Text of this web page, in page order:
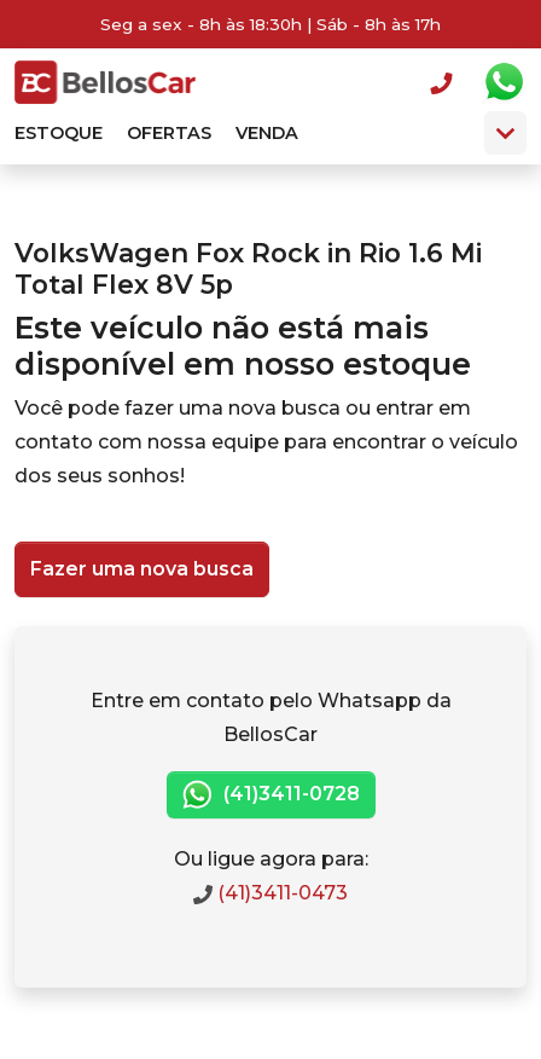
Seg a sex - 8h às 18:30h | Sáb - 8h às 17h
ESTOQUE OFERTAS VENDA
VolksWagen Fox Rock in Rio 1.6 Mi
Total Flex 8V 5p
Este veículo não está mais
disponível em nosso estoque
Você pode fazer uma nova busca ou entrar em
contato com nossa equipe para encontrar o veículo
dos seus sonhos!
Fazer uma nova busca
Entre em contato pelo Whatsapp da
BellosCar
(41)3411-0728
Ou ligue agora para:
(41)3411-0473